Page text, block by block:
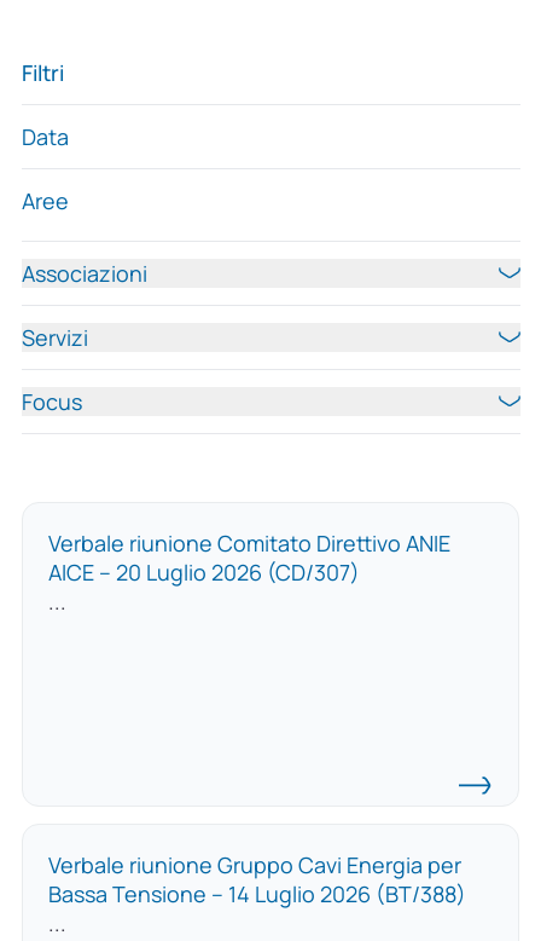
Filtri
Data
Aree
Associazioni
Servizi
Focus
Verbale riunione Comitato Direttivo ANIE
AICE – 20 Luglio 2026 (CD/307)
...
Verbale riunione Gruppo Cavi Energia per
Bassa Tensione – 14 Luglio 2026 (BT/388)
...